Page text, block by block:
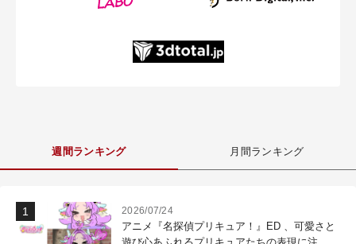
週間ランキング 月間ランキング
2026/07/24
アニメ『名探偵プリキュア！』ED 、可愛さと